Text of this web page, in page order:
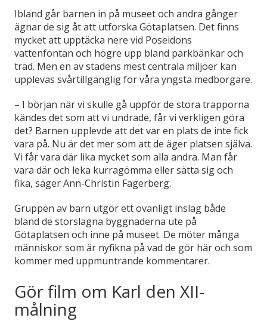
Ibland går barnen in på museet och andra gånger
ägnar de sig åt att utforska Götaplatsen. Det finns
mycket att upptäcka nere vid Poseidons
vattenfontän och högre upp bland parkbänkar och
träd. Men en av stadens mest centrala miljöer kan
upplevas svårtillgänglig för våra yngsta medborgare.
– I början när vi skulle gå uppför de stora trapporna
kändes det som att vi undrade, får vi verkligen göra
det? Barnen upplevde att det var en plats de inte fick
vara på. Nu är det mer som att de äger platsen själva.
Vi får vara där lika mycket som alla andra. Man får
vara där och leka kurragömma eller sätta sig och
fika, säger Ann-Christin Fagerberg.
Gruppen av barn utgör ett ovanligt inslag både
bland de storslagna byggnaderna ute på
Götaplatsen och inne på museet. De möter många
människor som är nyfikna på vad de gör här och som
kommer med uppmuntrande kommentarer.
Gör film om Karl den XII-
målning